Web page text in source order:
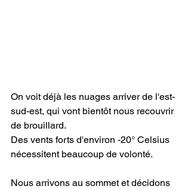
On voit déjà les nuages arriver de l'est-
sud-est, qui vont bientôt nous recouvrir
de brouillard.
Des vents forts d'environ -20° Celsius
nécessitent beaucoup de volonté.
Nous arrivons au sommet et décidons